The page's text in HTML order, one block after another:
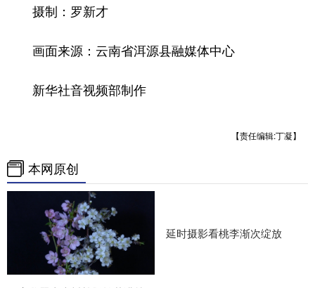
摄制：罗新才
画面来源：云南省洱源县融媒体中心
新华社音视频部制作
【责任编辑:丁凝】
本网原创
延时摄影看桃李渐次绽放